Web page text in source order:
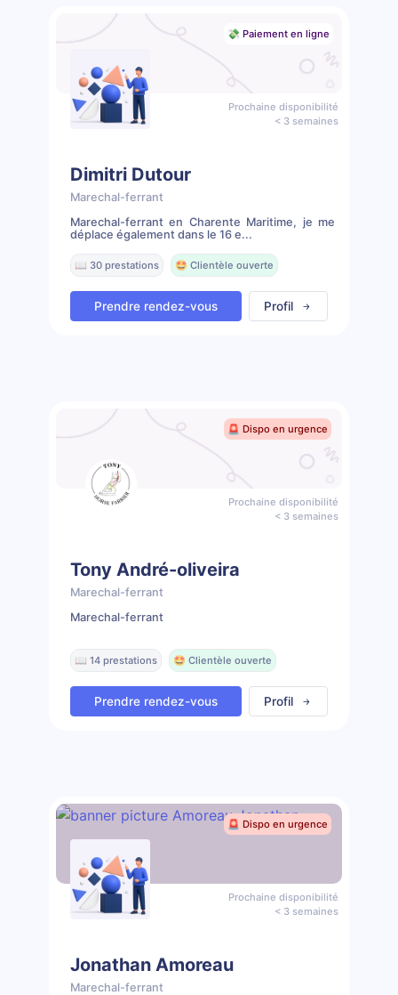
💸 Paiement en ligne
Prochaine disponibilité
< 3 semaines
Dimitri Dutour
Marechal-ferrant
Marechal-ferrant en Charente Maritime, je me
déplace également dans le 16 e...
📖 30 prestations 🤩 Clientèle ouverte
Prendre rendez-vous Profil
🚨 Dispo en urgence
Prochaine disponibilité
< 3 semaines
Tony André-oliveira
Marechal-ferrant
Marechal-ferrant
📖 14 prestations 🤩 Clientèle ouverte
Prendre rendez-vous Profil
🚨 Dispo en urgence
Prochaine disponibilité
< 3 semaines
Jonathan Amoreau
Marechal-ferrant